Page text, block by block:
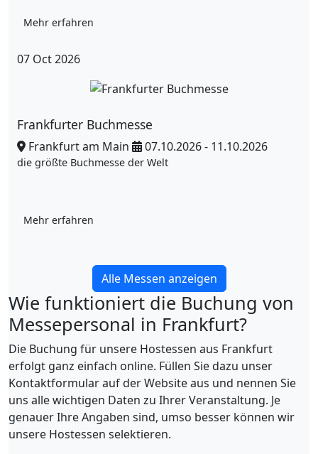
Mehr erfahren
07 Oct2026
Frankfurter Buchmesse
Frankfurt am Main 07.10.2026 - 11.10.2026
die größte Buchmesse der Welt
Mehr erfahren
Alle Messen anzeigen
Wie funktioniert die Buchung von
Messepersonal in Frankfurt?
Die Buchung für unsere Hostessen aus Frankfurt
erfolgt ganz einfach online. Füllen Sie dazu unser
Kontaktformular auf der Website aus und nennen Sie
uns alle wichtigen Daten zu Ihrer Veranstaltung. Je
genauer Ihre Angaben sind, umso besser können wir
unsere Hostessen selektieren.